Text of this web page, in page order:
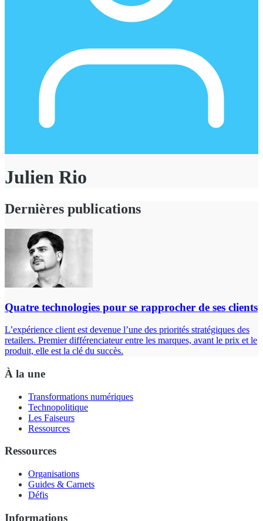
Julien Rio
Dernières publications
Quatre technologies pour se rapprocher de ses clients
L’expérience client est devenue l’une des priorités stratégiques des
retailers. Premier différenciateur entre les marques, avant le prix et le
produit, elle est la clé du succès.
À la une
Transformations numériques
Technopolitique
Les Faiseurs
Ressources
Ressources
Organisations
Guides & Carnets
Défis
Informations